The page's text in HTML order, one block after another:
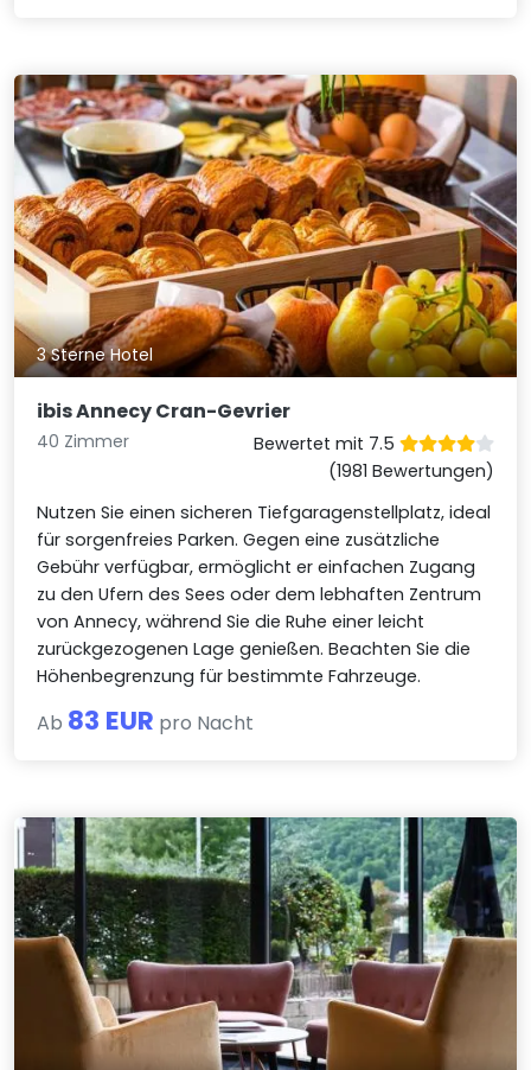
3 Sterne Hotel
ibis Annecy Cran-Gevrier
40 Zimmer
Bewertet mit 7.5
(1981 Bewertungen)
Nutzen Sie einen sicheren Tiefgaragenstellplatz, ideal
für sorgenfreies Parken. Gegen eine zusätzliche
Gebühr verfügbar, ermöglicht er einfachen Zugang
zu den Ufern des Sees oder dem lebhaften Zentrum
von Annecy, während Sie die Ruhe einer leicht
zurückgezogenen Lage genießen. Beachten Sie die
Höhenbegrenzung für bestimmte Fahrzeuge.
Ab 83 EUR pro Nacht